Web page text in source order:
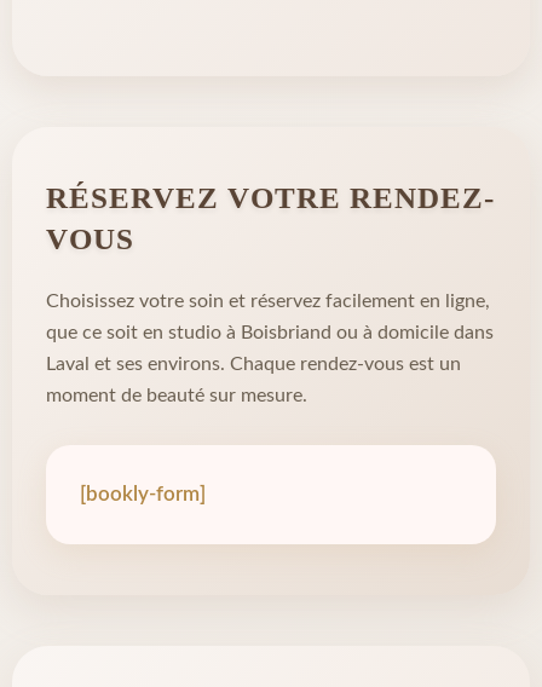
RÉSERVEZ VOTRE RENDEZ-
VOUS
Choisissez votre soin et réservez facilement en ligne,
que ce soit en studio à Boisbriand ou à domicile dans
Laval et ses environs. Chaque rendez-vous est un
moment de beauté sur mesure.
[bookly-form]